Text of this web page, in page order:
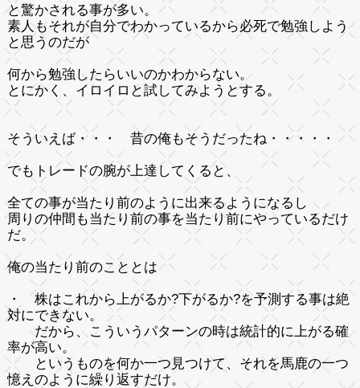
と驚かされる事が多い。
素人もそれが自分でわかっているから必死で勉強しよう
と思うのだが
何から勉強したらいいのかわからない。
とにかく、イロイロと試してみようとする。
そういえば・・・ 昔の俺もそうだったね・・・・・
でもトレードの腕が上達してくると、
全ての事が当たり前のように出来るようになるし
周りの仲間も当たり前の事を当たり前にやっているだけ
だ。
俺の当たり前のこととは
・ 株はこれから上がるか?下がるか?を予測する事は絶
対にできない。
だから、こういうパターンの時は統計的に上がる確
率が高い。
というものを何か一つ見つけて、それを馬鹿の一つ
憶えのように繰り返すだけ。